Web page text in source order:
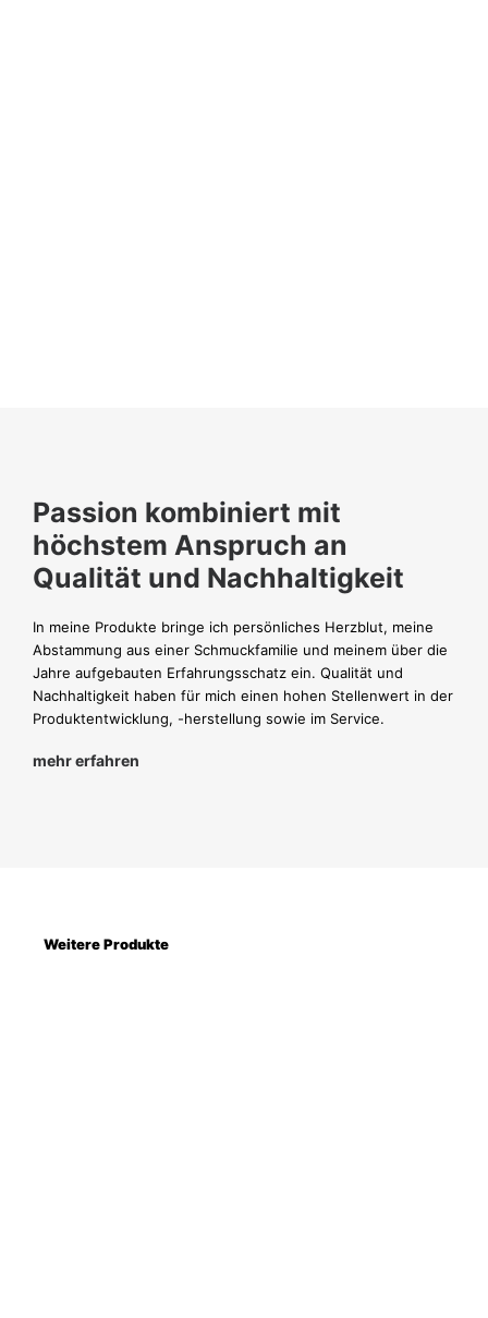
Passion kombiniert mit
höchstem Anspruch an
Qualität und Nachhaltigkeit
In meine Produkte bringe ich persönliches Herzblut, meine
Abstammung aus einer Schmuckfamilie und meinem über die
Jahre aufgebauten Erfahrungsschatz ein. Qualität und
Nachhaltigkeit haben für mich einen hohen Stellenwert in der
Produktentwicklung, -herstellung sowie im Service.
mehr erfahren
Weitere Produkte